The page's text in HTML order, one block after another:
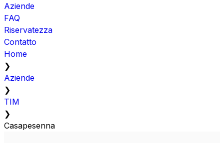
Aziende
FAQ
Riservatezza
Contatto
Home
❯
Aziende
❯
TIM
❯
Casapesenna